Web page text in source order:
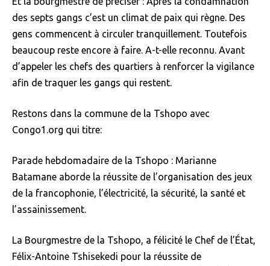
des septs gangs c’est un climat de paix qui règne. Des
gens commencent à circuler tranquillement. Toutefois
beaucoup reste encore à faire. A-t-elle reconnu. Avant
d’appeler les chefs des quartiers à renforcer la vigilance
afin de traquer les gangs qui restent.
Restons dans la commune de la Tshopo avec
Congo1.org qui titre:
Parade hebdomadaire de la Tshopo : Marianne
Batamane aborde la réussite de l’organisation des jeux
de la francophonie, l’électricité, la sécurité, la santé et
l’assainissement.
La Bourgmestre de la Tshopo, a félicité le Chef de l’État,
Félix-Antoine Tshisekedi pour la réussite de